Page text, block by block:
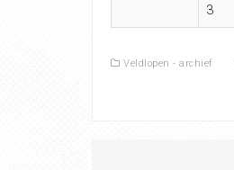
3
Veldlopen - archief